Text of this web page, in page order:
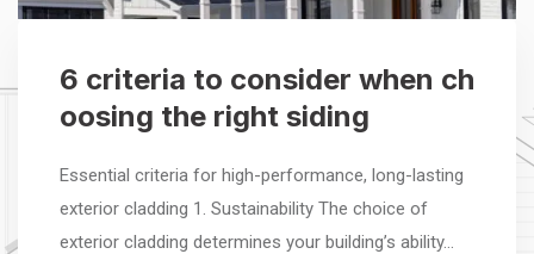
6 criteria to consider when ch
oosing the right siding
Essential criteria for high-performance, long-lasting
exterior cladding 1. Sustainability The choice of
exterior cladding determines your building’s ability…